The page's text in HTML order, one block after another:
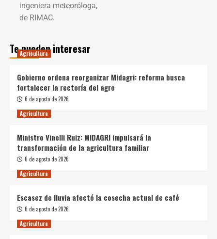
ingeniera meteoróloga,
de RIMAC.
Te pueden interesar
Agricultura
Gobierno ordena reorganizar Midagri: reforma busca
fortalecer la rectoría del agro
6 de agosto de 2026
Agricultura
Ministro Vinelli Ruiz: MIDAGRI impulsará la
transformación de la agricultura familiar
6 de agosto de 2026
Agricultura
Escasez de lluvia afectó la cosecha actual de café
6 de agosto de 2026
Agricultura